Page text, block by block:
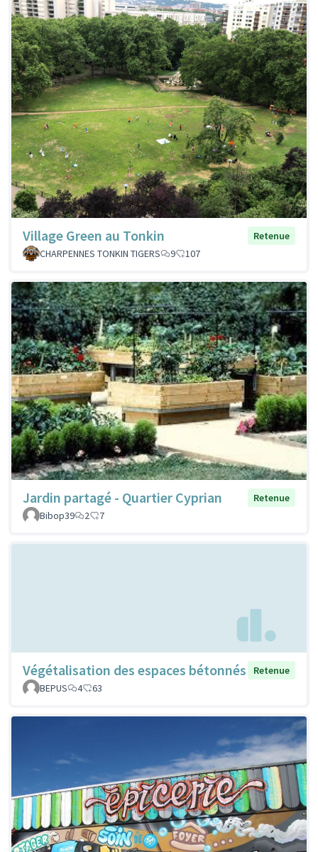
Village Green au Tonkin
Retenue
CHARPENNES TONKIN TIGERS
9 107
Jardin partagé - Quartier Cyprian
Retenue
Bibop39
2 7
Végétalisation des espaces bétonnés
Retenue
BEPUS
4 63